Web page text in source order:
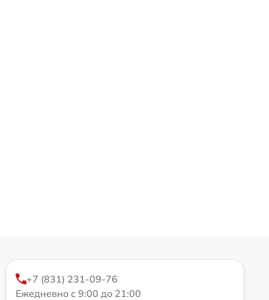
+7 (831) 231-09-76
Ежедневно с 9:00 до 21:00